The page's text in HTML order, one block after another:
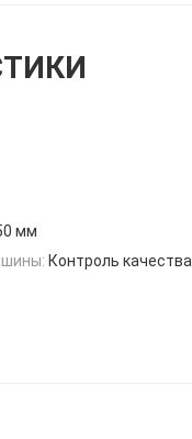
мм
Контроль